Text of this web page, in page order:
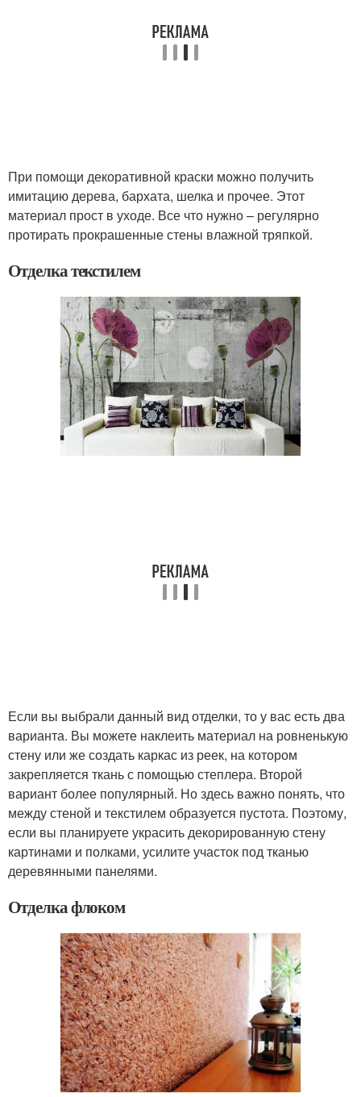
При помощи декоративной краски можно получить
имитацию дерева, бархата, шелка и прочее. Этот
материал прост в уходе. Все что нужно – регулярно
протирать прокрашенные стены влажной тряпкой.
Отделка текстилем
Если вы выбрали данный вид отделки, то у вас есть два
варианта. Вы можете наклеить материал на ровненькую
стену или же создать каркас из реек, на котором
закрепляется ткань с помощью степлера. Второй
вариант более популярный. Но здесь важно понять, что
между стеной и текстилем образуется пустота. Поэтому,
если вы планируете украсить декорированную стену
картинами и полками, усилите участок под тканью
деревянными панелями.
Отделка флоком